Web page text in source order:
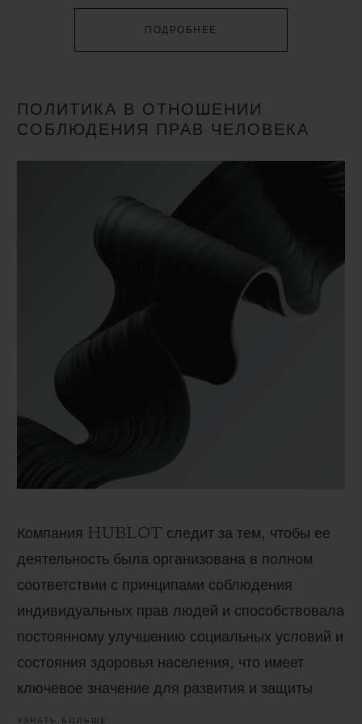
ПОДРОБНЕЕ
ПОЛИТИКА В ОТНОШЕНИИ
СОБЛЮДЕНИЯ ПРАВ ЧЕЛОВЕКА
Компания HUBLOT следит за тем, чтобы ее
деятельность была организована в полном
соответствии с принципами соблюдения
индивидуальных прав людей и способствовала
постоянному улучшению социальных условий и
состояния здоровья населения, что имеет
ключевое значение для развития и защиты
прав человека.
УЗНАТЬ БОЛЬШЕ